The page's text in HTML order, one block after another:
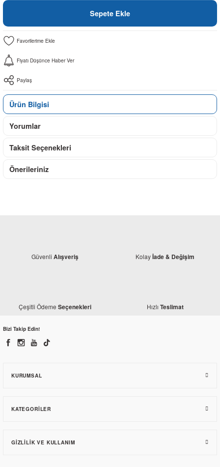
Sepete Ekle
Fiyatı Düşünce Haber Ver
Paylaş
Ürün Bilgisi
Yorumlar
Taksit Seçenekleri
Önerileriniz
Güvenli Alışveriş Kolayİade & Değişim
Çeşitli Ödeme Seçenekleri Hızlı Teslimat
Bizi Takip Edin!
KURUMSAL
KATEGORILER
GIZLILIK VE KULLANIM